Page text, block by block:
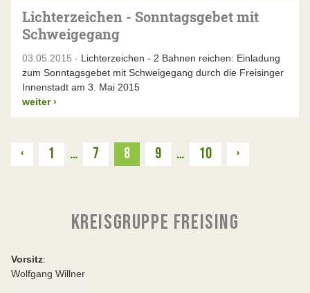
Lichterzeichen - Sonntagsgebet mit
Schweigegang
03.05.2015 - Lichterzeichen - 2 Bahnen reichen: Einladung
zum Sonntagsgebet mit Schweigegang durch die Freisinger
Innenstadt am 3. Mai 2015
weiter ›
Zurück
‹ 1 … 7 8 9 … 10 ›Weiter
KREISGRUPPE FREISING
Vorsitz:
Wolfgang Willner